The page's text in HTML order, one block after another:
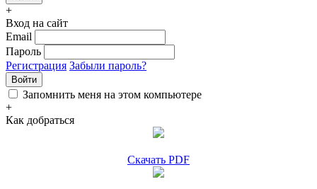
+
Вход на сайт
Email
Пароль
Регистрация Забыли пароль?
Войти
Запомнить меня на этом компьютере
+
Как добраться
Скачать PDF